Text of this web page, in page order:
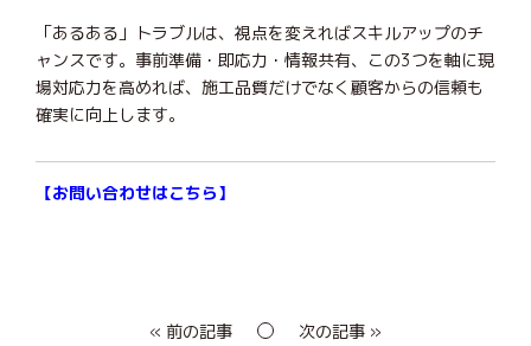
「あるある」トラブルは、視点を変えればスキルアップのチ
ャンスです。事前準備・即応力・情報共有、この3つを軸に現
場対応力を高めれば、施工品質だけでなく顧客からの信頼も
確実に向上します。
【お問い合わせはこちら】
« 前の記事 次の記事 »